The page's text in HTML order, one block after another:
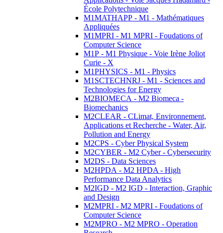
École Polytechnique
M1MATHAPP - M1 - Mathématiques
Appliquées
M1MPRI - M1 MPRI - Foudations of
Computer Science
M1P - M1 Physique - Voie Irène Joliot
Curie - X
M1PHYSICS - M1 - Physics
M1SCTECHNRJ - M1 - Sciences and
Technologies for Energy
M2BIOMECA - M2 Biomeca -
Biomechanics
M2CLEAR - CLimat, Environnement,
Applications et Recherche - Water, Air,
Pollution and Energy
M2CPS - Cyber Physical System
M2CYBER - M2 Cyber - Cybersecurity
M2DS - Data Sciences
M2HPDA - M2 HPDA - High
Performance Data Analytics
M2IGD - M2 IGD - Interaction, Graphic
and Design
M2MPRI - M2 MPRI - Foudations of
Computer Science
M2MPRO - M2 MPRO - Operation